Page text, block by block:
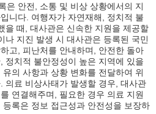
은 안전, 소통 및 비상 상황에서의 지
니다. 여행자가 자연재해, 정치적 불
을 때, 대사관은 신속한 지원을 제공할
나 지진 발생 시 대사관은 등록된 국민
고, 피난처를 안내하며, 안전한 돌아
정치적 불안정성이 높은 지역에 있을
의 사항과 상황 변화를 전달하여 위
의료 비상사태가 발생할 경우, 대사관
연결해주며, 필요한 경우 의료 지원
록은 정보 접근성과 안전성을 보장하